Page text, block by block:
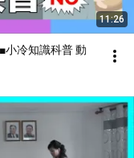
11:26
小冷知識科普 動